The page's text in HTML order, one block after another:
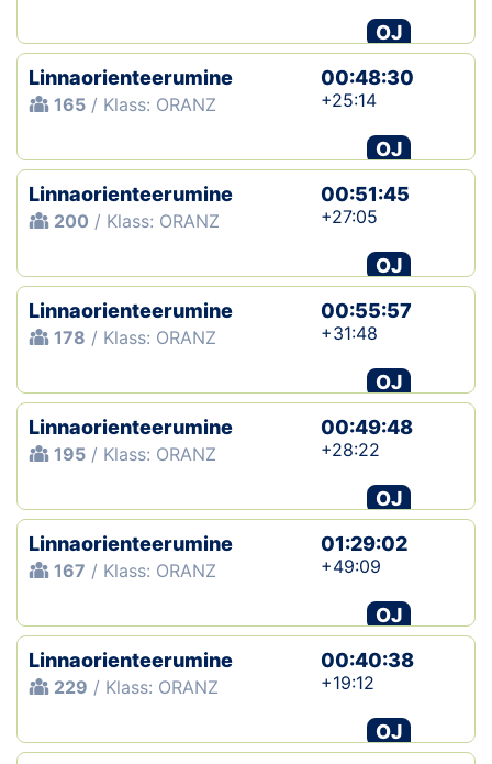
OJ
Linnaorienteerumine
165 / Klass: ORANZ
00:48:30
+25:14
OJ
Linnaorienteerumine
200 / Klass: ORANZ
00:51:45
+27:05
OJ
Linnaorienteerumine
178 / Klass: ORANZ
00:55:57
+31:48
OJ
Linnaorienteerumine
195 / Klass: ORANZ
00:49:48
+28:22
OJ
Linnaorienteerumine
167 / Klass: ORANZ
01:29:02
+49:09
OJ
Linnaorienteerumine
229 / Klass: ORANZ
00:40:38
+19:12
OJ